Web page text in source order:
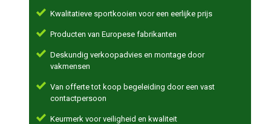
Kwalitatieve sportkooien voor een eerlijke prijs
Producten van Europese fabrikanten
Deskundig verkoopadvies en montage door
vakmensen
Van offerte tot koop begeleiding door een vast
contactpersoon
Keurmerk voor veiligheid en kwaliteit